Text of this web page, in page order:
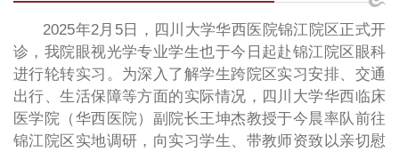
2025年2月5日，四川大学华西医院锦江院区正式开
诊，我院眼视光学专业学生也于今日起赴锦江院区眼科
进行轮转实习。为深入了解学生跨院区实习安排、交通
出行、生活保障等方面的实际情况，四川大学华西临床
医学院（华西医院）副院长王坤杰教授于今晨率队前往
锦江院区实地调研，向实习学生、带教师资致以亲切慰